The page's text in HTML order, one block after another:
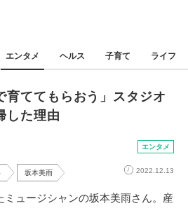
エンタメ ヘルス 子育て ライフ
育ててもらおう」スタジオ
した理由
エンタメ
坂本美雨 2022.12.13
ミュージシャンの坂本美雨さん。産